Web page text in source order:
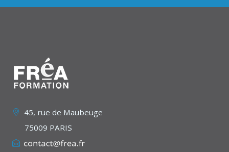
45, rue de Maubeuge
75009 PARIS